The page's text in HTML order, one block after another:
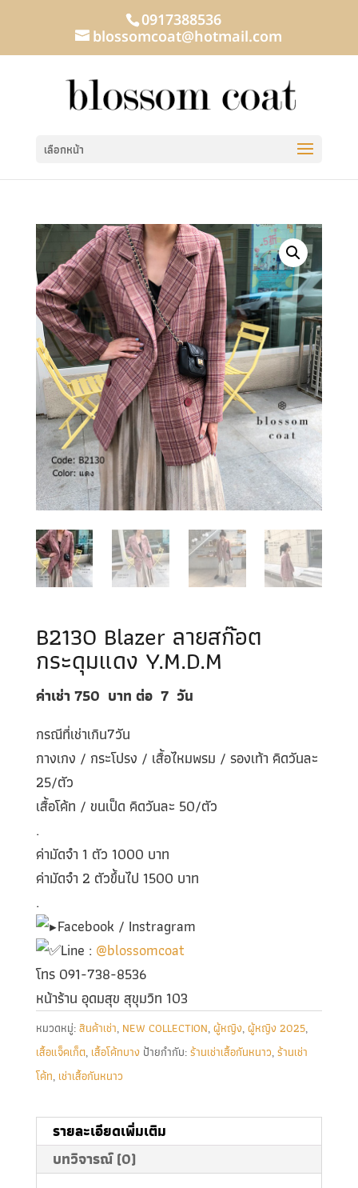
0917388536
blossomcoat@hotmail.com
เลือกหน้า
B2130 Blazer ลายสก๊อต
กระดุมแดง Y.M.D.M
ค่าเช่า 750 บาท ต่อ 7 วัน
กรณีที่เช่าเกิน7วัน
กางเกง / กระโปรง / เสื้อไหมพรม / รองเท้า คิดวันละ
25/ตัว
เสื้อโค้ท / ขนเป็ด คิดวันละ 50/ตัว
.
ค่ามัดจำ 1 ตัว 1000 บาท
ค่ามัดจำ 2 ตัวขึ้นไป 1500 บาท
.
Facebook / Instragram
Line : @blossomcoat
โทร 091-738-8536
หน้าร้าน อุดมสุข สุขุมวิท 103
หมวดหมู่:สินค้าเช่า, NEW COLLECTION,ผู้หญิง,ผู้หญิง 2025,
เสื้อแจ็คเก็ต, เสื้อโค้ทบาง ป้ายกำกับ:ร้านเช่าเสื้อกันหนาว,ร้านเช่า
โค้ท, เช่าเสื้อกันหนาว
รายละเอียดเพิ่มเติม
บทวิจารณ์ (0)